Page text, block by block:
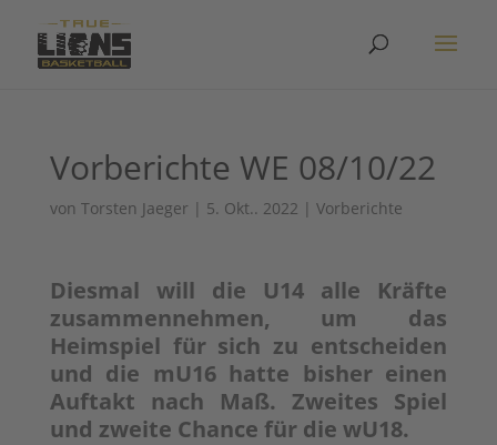
Vorberichte WE 08/10/22
von Torsten Jaeger | 5. Okt.. 2022 | Vorberichte
Diesmal will die U14 alle Kräfte
zusammennehmen, um das
Heimspiel für sich zu entscheiden
und die mU16 hatte bisher einen
Auftakt nach Maß. Zweites Spiel
und zweite Chance für die wU18.